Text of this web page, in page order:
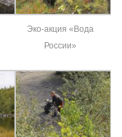
Эко-акция «Вода
России»